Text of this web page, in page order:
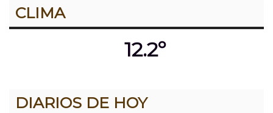
CLIMA
12.2º
DIARIOS DE HOY